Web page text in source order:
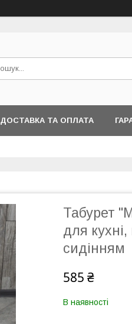
ДОСТАВКА ТА ОПЛАТА
Табурет
для
сидінням
585 ₴
В наявності